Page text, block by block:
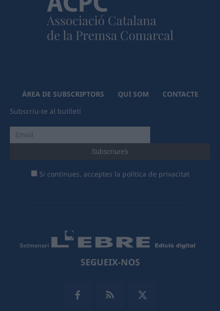
ÀREA DE SUBSCRIPTORS QUI SOM
CONTACTE
Subscriu-te al butlletí
Si continues, acceptes la política de privacitat
SEGUEIX-NOS